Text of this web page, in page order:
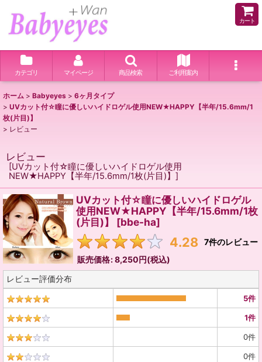
カート
カテゴリ マイページ 商品検索 ご利用案内
ホーム > Babyeyes > 6ヶ月タイプ
> UVカット付☆瞳に優しいハイドロゲル使用NEW★HAPPY【半年/15.6mm/1
枚(片目)】
> レビュー
レビュー
[UVカット付☆瞳に優しいハイドロゲル使用
NEW★HAPPY【半年/15.6mm/1枚(片目)】 ]
UVカット付☆瞳に優しいハイドロゲル
使用NEW★HAPPY【半年/15.6mm/1枚
(片目)】
[bbe-ha]
4.28 7件のレビュー
販売価格:8,250円(税込)
レビュー評価分布
5件
1件
0件
0件